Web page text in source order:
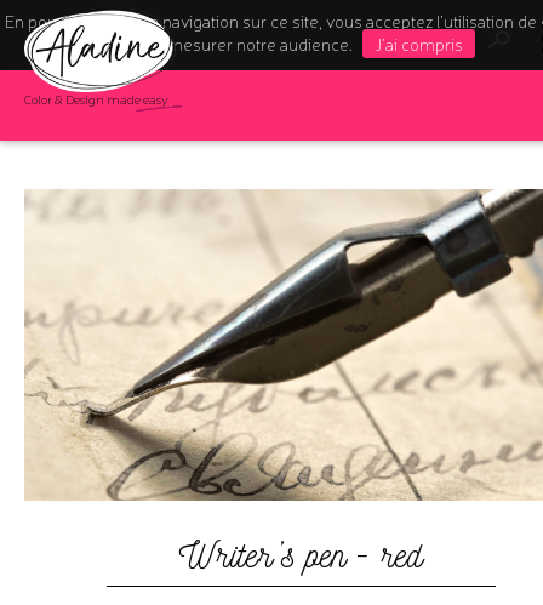
En poursuivant votre navigation sur ce site, vous acceptez l’utilisation de
pour mesurer notre audience.
J'ai compris
Color & Design made easy
Writer’s pen - red